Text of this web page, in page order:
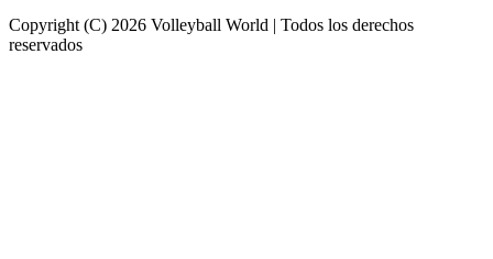
Copyright (C) 2026 Volleyball World | Todos los derechos
reservados